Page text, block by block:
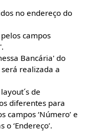
no endereço do
campos
Bancária' do
realizada a
de
diferentes para
campos ‘Número’ e
‘Endereço’.